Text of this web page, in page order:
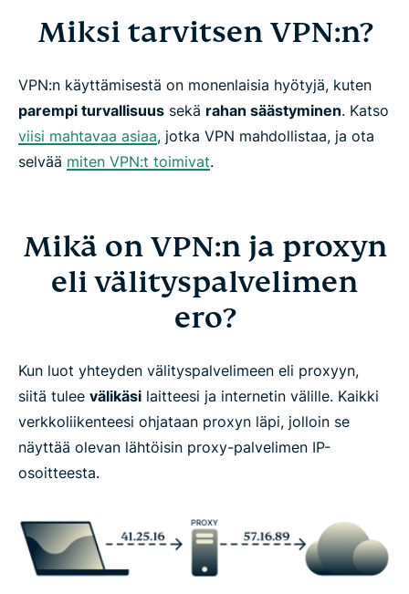
Miksi tarvitsen VPN:n?
VPN:n käyttämisestä on monenlaisia hyötyjä, kuten
parempi turvallisuus sekä rahan säästyminen. Katso
viisi mahtavaa asiaa, jotka VPN mahdollistaa, ja ota
selvää miten VPN:t toimivat.
Mikä on VPN:n ja proxyn
eli välityspalvelimen
ero?
Kun luot yhteyden välityspalvelimeen eli proxyyn,
siitä tulee välikäsi laitteesi ja internetin välille. Kaikki
verkkoliikenteesi ohjataan proxyn läpi, jolloin se
näyttää olevan lähtöisin proxy-palvelimen IP-
osoitteesta.